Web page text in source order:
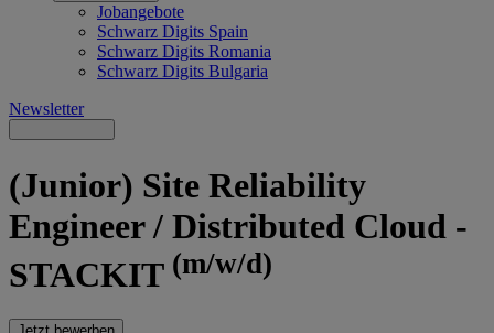
Jobangebote
Schwarz Digits Spain
Schwarz Digits Romania
Schwarz Digits Bulgaria
Newsletter
(Junior) Site Reliability
Engineer / Distributed Cloud -
STACKIT (m/w/d)